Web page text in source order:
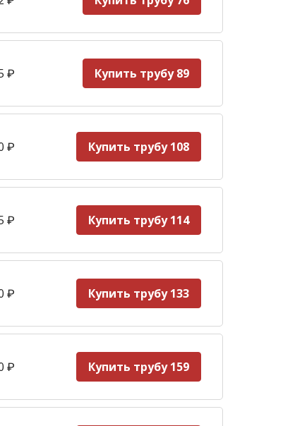
₽ Купить трубу 89
₽ Купить трубу 108
₽ Купить трубу 114
₽ Купить трубу 133
₽ Купить трубу 159